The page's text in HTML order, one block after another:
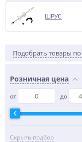
ШРУС
Подобрать товары
Розничная цена
от до
Скрыть подбор